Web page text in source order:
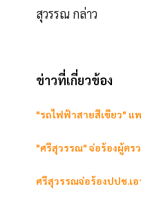
สุวรรณ กล่าว
ข่าวที่เกี่ยวข้อง
"รถไฟฟ้าสายสีเขียว" แ
"ศรีสุวรรณ" จ่อร้องผู้ตร
ศรีสุวรรณจ่อร้องปปช.เ